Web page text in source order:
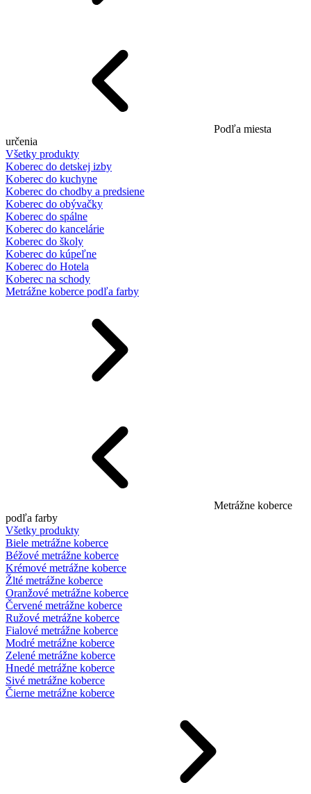
Podľa miesta
určenia
Všetky produkty
Koberec do detskej izby
Koberec do kuchyne
Koberec do chodby a predsiene
Koberec do obývačky
Koberec do spálne
Koberec do kancelárie
Koberec do školy
Koberec do kúpeľne
Koberec do Hotela
Koberec na schody
Metrážne koberce podľa farby
Metrážne koberce
podľa farby
Všetky produkty
Biele metrážne koberce
Béžové metrážne koberce
Krémové metrážne koberce
Žlté metrážne koberce
Oranžové metrážne koberce
Červené metrážne koberce
Ružové metrážne koberce
Fialové metrážne koberce
Modré metrážne koberce
Zelené metrážne koberce
Hnedé metrážne koberce
Sivé metrážne koberce
Čierne metrážne koberce